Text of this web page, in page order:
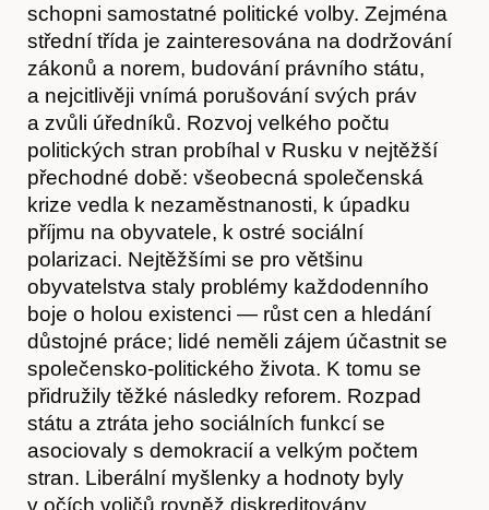
Akce
schopni samostatné politické volby. Zejména
střední třída je zainteresována na dodržování
zákonů a norem, budování právního státu,
a nejcitlivěji vnímá porušování svých práv
a zvůli úředníků. Rozvoj velkého počtu
politických stran probíhal v Rusku v nejtěžší
přechodné době: všeobecná společenská
krize vedla k nezaměstnanosti, k úpadku
příjmu na obyvatele, k ostré sociální
polarizaci. Nejtěžšími se pro většinu
obyvatelstva staly problémy každodenního
boje o holou existenci — růst cen a hledání
důstojné práce; lidé neměli zájem účastnit se
společensko-politického života. K tomu se
přidružily těžké následky reforem. Rozpad
státu a ztráta jeho sociálních funkcí se
asociovaly s demokracií a velkým počtem
stran. Liberální myšlenky a hodnoty byly
v očích voličů rovněž diskreditovány